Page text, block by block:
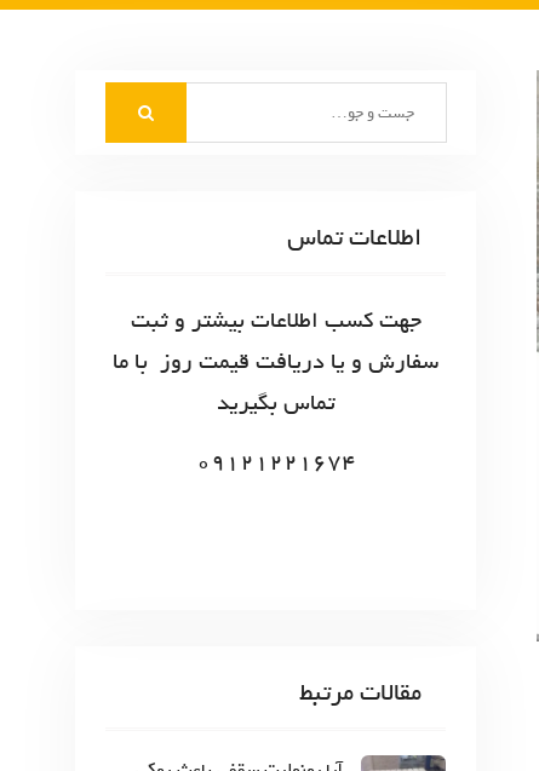
اطلاعات تماس
جهت کسب اطلاعات بیشتر و ثبت
سفارش و یا دریافت قیمت روز با ما
تماس بگیرید
09121221674
مقالات مرتبط